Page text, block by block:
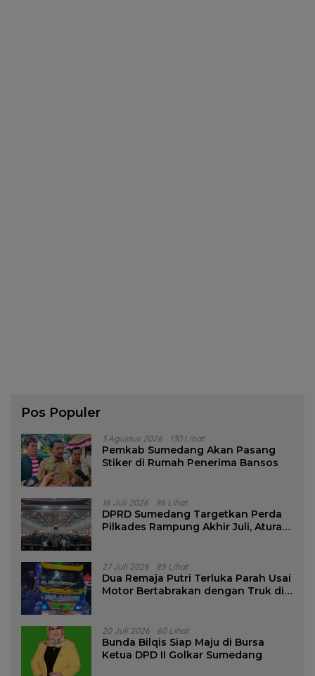
Pos Populer
3 Agustus 2026 130 Lihat
Pemkab Sumedang Akan Pasang
Stiker di Rumah Penerima Bansos
16 Juli 2026 96 Lihat
DPRD Sumedang Targetkan Perda
Pilkades Rampung Akhir Juli, Aturan
27 Juli 2026 85 Lihat
Dua Remaja Putri Terluka Parah Usai
Motor Bertabrakan dengan Truk di
20 Juli 2026 60 Lihat
Bunda Bilqis Siap Maju di Bursa
Ketua DPD II Golkar Sumedang